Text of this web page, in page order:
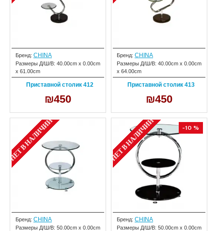
Бренд: CHINA
Размеры Д/Ш/В: 40.00cm x 0.00cm
x 61.00cm
Приставной столик 412
₪450
Бренд: CHINA
Размеры Д/Ш/В: 40.00cm x 0.00cm
x 64.00cm
Приставной столик 413
₪450
НЕТ В НАЛИЧИИ
Бренд: CHINA
Размеры Д/Ш/В: 50.00cm x 0.00cm
-10 %
НЕТ В НАЛИЧИИ
Бренд: CHINA
Размеры Д/Ш/В: 50.00cm x 0.00cm